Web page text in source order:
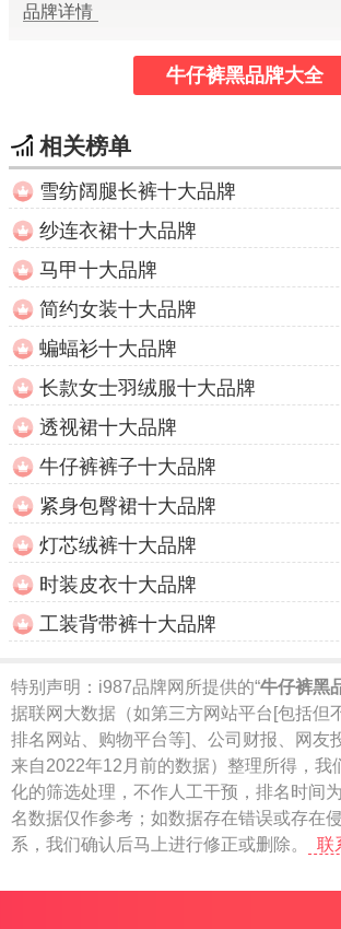
品牌详情
牛仔裤黑品牌大全
相关榜单
雪纺阔腿长裤十大品牌
纱连衣裙十大品牌
马甲十大品牌
简约女装十大品牌
蝙蝠衫十大品牌
长款女士羽绒服十大品牌
透视裙十大品牌
牛仔裤裤子十大品牌
紧身包臀裙十大品牌
灯芯绒裤十大品牌
时装皮衣十大品牌
工装背带裤十大品牌
特别声明： i987品牌网所提供的“牛仔裤黑
据联网大数据（如第三方网站平台[包括但
排名网站、购物平台等]、公司财报、网友
来自2022年12月前的数据）整理所得，我
化的筛选处理，不作人工干预，排名时间
名数据仅作参考；如数据存在错误或存在
系，我们确认后马上进行修正或删除。
联